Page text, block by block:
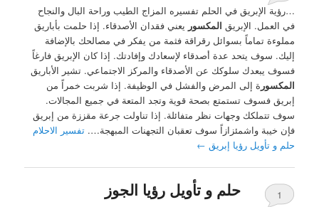
…رؤية الإبريق في الحلم تفسيره المزاج الطيب وراحة البال والنجاح
في العمل. الإبريق المكسور يعني فقدان الأصدقاء. إذا حلمت بأباريق
مملوءة تماماً بسوائل رقراقة فثمة من يفكر في مصالحك بالإضافة
إليك. سوف يتحد عدة أصدقاء لإسعادك وإفادتك. إذا كان الإبريق فارغاً
فسوف يبعدك سلوكك عن الأصدقاء والمركز الاجتماعي. تشير الأباريق
المكسور ة إلى المرض والفشل في الوظيفة. إذا شربت خمراً من
إبريق فسوف تستمتع بصحة قوية وتجد المتعة في جميع المجالات.
سوف تتملكك وجهات نظر متفائلة. إذا تناولت جرعة مقززة من إبريق
فإن خيبة واشمئزازاً سوف تعقبان التجهنات المبهجة….تفسير الاحلام
حلم و تأويل رؤيا إبريق ←
حلم و تأويل رؤيا الجوز
1